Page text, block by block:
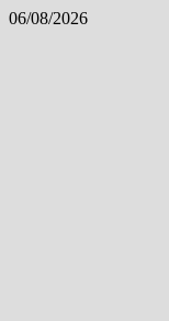
Skip
06/08/2026